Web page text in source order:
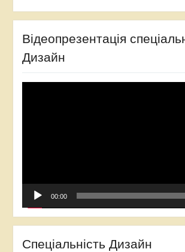
Відеопрезентація
Дизайн
00:00
Спеціальність Дизайн